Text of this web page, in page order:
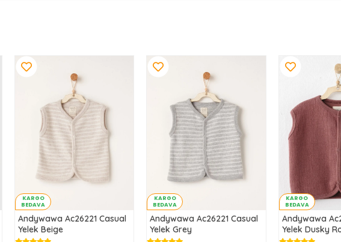
KARGO
BEDAVA
Andywawa Ac26221 Casual
Yelek Beige
KARGO
BEDAVA
Andywawa Ac26221 Casual
Yelek Grey
KARGO
BEDAVA
Andywawa
Yelek Dusky